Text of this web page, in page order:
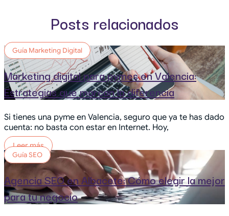
Posts relacionados
Guía Marketing Digital
Marketing digital para pymes en Valencia:
Estrategias que marcan la diferencia
Si tienes una pyme en Valencia, seguro que ya te has dado
cuenta: no basta con estar en Internet. Hoy,
Leer más
Guía SEO
Agencia SEO en Albacete: Cómo elegir la mejor
para tu negocio